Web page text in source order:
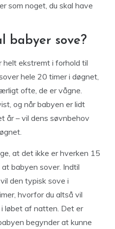
som noget, du skal have
babyer sove?
helt ekstremt i forhold til
hele 20 timer i døgnet,
ofte, de er vågne.
og når babyen er lidt
år – vil dens søvnbehov
at det ikke er hverken 15
babyen sover. Indtil
den typisk sove i
hvorfor du altså vil
løbet af natten. Det er
begynder at kunne